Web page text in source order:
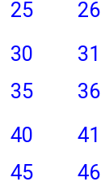
25
26
30
31
35
36
40
41
45
46